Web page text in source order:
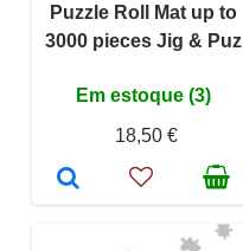
Puzzle Roll Mat up to
3000 pieces Jig & Puz
Em estoque (3)
18,50 €